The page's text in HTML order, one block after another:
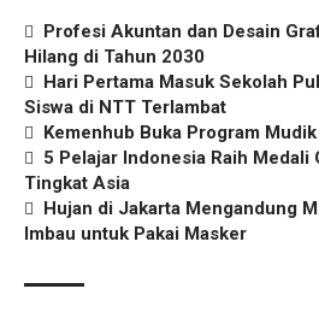
Profesi Akuntan dan Desain
Hilang di Tahun 2030
Hari Pertama Masuk Sekolah
Siswa di NTT Terlambat
Kemenhub Buka Program
5 Pelajar Indonesia Raih Medali
Tingkat Asia
Hujan di Jakarta Mengandung
Imbau untuk Pakai Masker